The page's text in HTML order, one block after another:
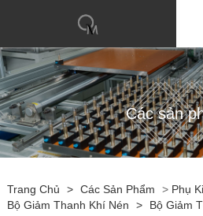
Các sản
Trang Chủ > Các Sản Phẩm > Phụ
Bộ Giảm Thanh Khí Nén
> Bộ Giảm